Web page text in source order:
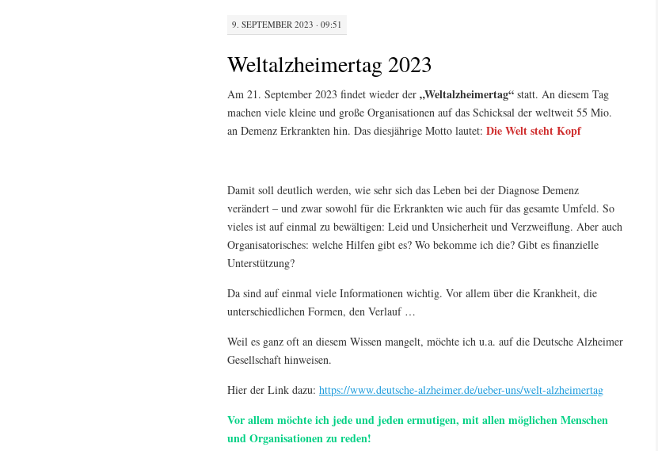
9. SEPTEMBER 2023 · 09:51
Weltalzheimertag 2023
Am 21. September 2023 findet wieder der „Weltalzheimertag“ statt. An diesem Tag
machen viele kleine und große Organisationen auf das Schicksal der weltweit 55 Mio.
an Demenz Erkrankten hin. Das diesjährige Motto lautet: Die Welt steht Kopf
Damit soll deutlich werden, wie sehr sich das Leben bei der Diagnose Demenz
verändert – und zwar sowohl für die Erkrankten wie auch für das gesamte Umfeld. So
vieles ist auf einmal zu bewältigen: Leid und Unsicherheit und Verzweiflung. Aber auch
Organisatorisches: welche Hilfen gibt es? Wo bekomme ich die? Gibt es finanzielle
Unterstützung?
Da sind auf einmal viele Informationen wichtig. Vor allem über die Krankheit, die
unterschiedlichen Formen, den Verlauf …
Weil es ganz oft an diesem Wissen mangelt, möchte ich u.a. auf die Deutsche Alzheimer
Gesellschaft hinweisen.
Hier der Link dazu: https://www.deutsche-alzheimer.de/ueber-uns/welt-alzheimertag
Vor allem möchte ich jede und jeden ermutigen, mit allen möglichen Menschen
und Organisationen zu reden!